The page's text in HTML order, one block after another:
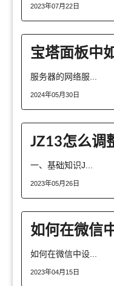
2023年07月22日
服务器的网络服...
2024年05月30日
一、基础知识J...
2023年05月26日
如何在微信中设...
2023年04月15日